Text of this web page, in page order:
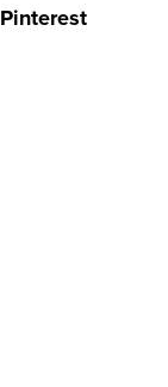
Pinterest